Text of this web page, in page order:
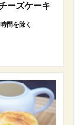
ーズケーキ
間を除く